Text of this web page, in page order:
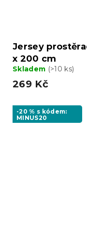
Jersey
x 200 cm
Skladem (>10 ks)
269 Kč
-20 % s kódem:
MINUS20